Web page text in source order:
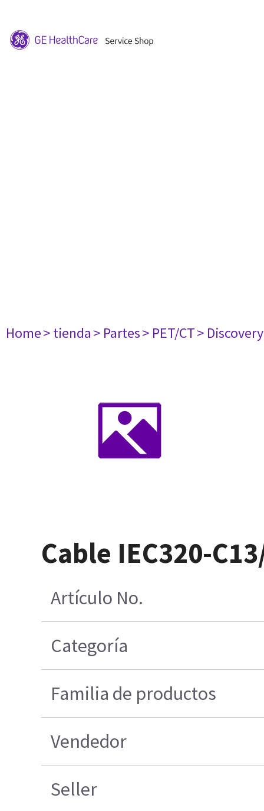
Home> tienda> Partes> PET/CT>
Cable IEC320-
Artículo No.
Categoría
Familia de productos
Vendedor
Seller